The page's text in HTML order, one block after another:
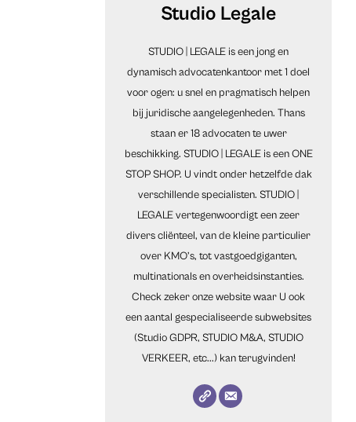
Studio Legale
STUDIO | LEGALE is een jong en
dynamisch advocatenkantoor met 1 doel
voor ogen: u snel en pragmatisch helpen
bij juridische aangelegenheden. Thans
staan er 18 advocaten te uwer
beschikking. STUDIO | LEGALE is een ONE
STOP SHOP. U vindt onder hetzelfde dak
verschillende specialisten. STUDIO |
LEGALE vertegenwoordigt een zeer
divers cliënteel, van de kleine particulier
over KMO’s, tot vastgoedgiganten,
multinationals en overheidsinstanties.
Check zeker onze website waar U ook
een aantal gespecialiseerde subwebsites
(Studio GDPR, STUDIO M&A, STUDIO
VERKEER, etc...) kan terugvinden!